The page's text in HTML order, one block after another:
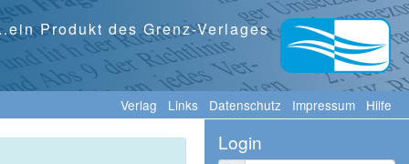
Produkt des Grenz-Verlages
Verlag Links Datenschutz Impressum Hilfe
Login